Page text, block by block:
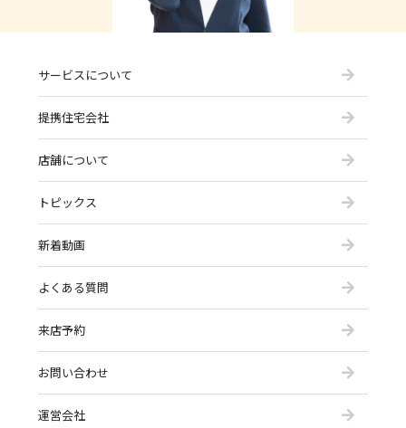
サービスについて
提携住宅会社
店舗について
トピックス
新着動画
よくある質問
来店予約
お問い合わせ
運営会社